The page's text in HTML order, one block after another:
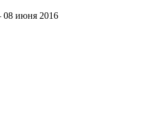
08 июня 2016